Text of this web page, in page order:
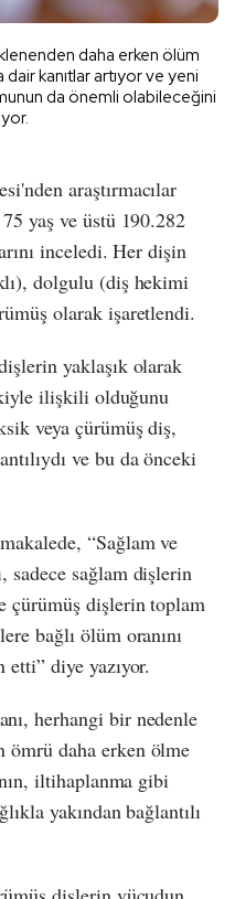
daha erken ölüm
kanıtlar artıyor ve yeni
da önemli olabileceğini
araştırmacılar
yaş ve üstü 190.282
inceledi. Her dişin
dolgulu (diş hekimi
olarak işaretlendi.
yaklaşık olarak
ilişkili olduğunu
veya çürümüş diş,
ve bu da önceki
“Sağlam ve
sadece sağlam dişlerin
çürümüş dişlerin toplam
bağlı ölüm oranını
diye yazıyor.
herhangi bir nedenle
daha erken ölme
iltihaplanma gibi
yakından bağlantılı